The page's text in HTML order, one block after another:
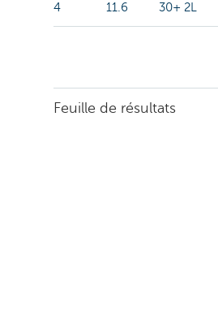
4 11.6 30+ 2L
Feuille de résultats